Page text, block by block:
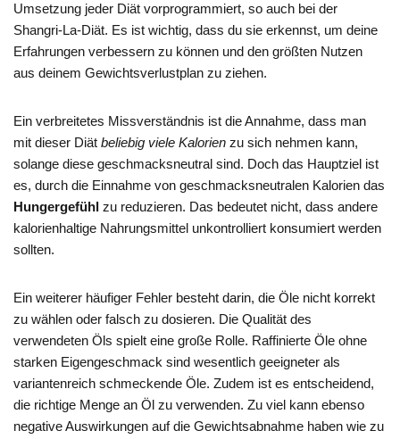
Umsetzung jeder Diät vorprogrammiert, so auch bei der
Shangri-La-Diät. Es ist wichtig, dass du sie erkennst, um deine
Erfahrungen verbessern zu können und den größten Nutzen
aus deinem Gewichtsverlustplan zu ziehen.
Ein verbreitetes Missverständnis ist die Annahme, dass man
mit dieser Diät beliebig viele Kalorien zu sich nehmen kann,
solange diese geschmacksneutral sind. Doch das Hauptziel ist
es, durch die Einnahme von geschmacksneutralen Kalorien das
Hungergefühl zu reduzieren. Das bedeutet nicht, dass andere
kalorienhaltige Nahrungsmittel unkontrolliert konsumiert werden
sollten.
Ein weiterer häufiger Fehler besteht darin, die Öle nicht korrekt
zu wählen oder falsch zu dosieren. Die Qualität des
verwendeten Öls spielt eine große Rolle. Raffinierte Öle ohne
starken Eigengeschmack sind wesentlich geeigneter als
variantenreich schmeckende Öle. Zudem ist es entscheidend,
die richtige Menge an Öl zu verwenden. Zu viel kann ebenso
negative Auswirkungen auf die Gewichtsabnahme haben wie zu